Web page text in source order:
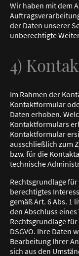
Wir haben mit dem
der Daten unserer
unberechtigte
4)
Im Rahmen der
Kontaktformular
Daten erhoben.
Kontaktformulars
Kontaktformular
ausschließlich zum
bzw. für die
technische
Rechtsgrundlage
berechtigtes
gemäß Art. 6 Abs. 1
den Abschluss
Rechtsgrundlage
DSGVO. Ihre Daten
Bearbeitung Ihrer
sich aus den